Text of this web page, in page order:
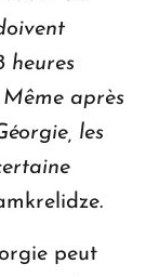
heures
Même après
les
peut